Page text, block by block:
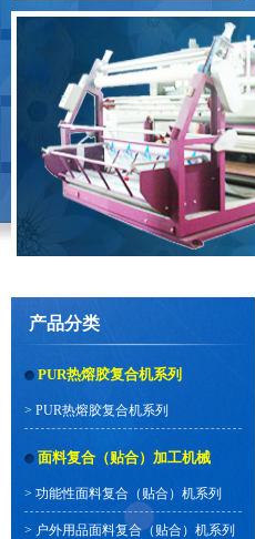
产品分类
PUR热熔胶复合机系列
> PUR热熔胶复合机系列
面料复合（贴合）加工机械
> 功能性面料复合（贴合）机系列
> 户外用品面料复合（贴合）机系列